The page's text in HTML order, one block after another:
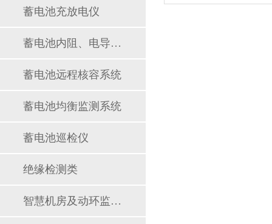
蓄电池充放电仪
蓄电池内阻、电导、内导测试仪
蓄电池远程核容系统
蓄电池均衡监测系统
蓄电池巡检仪
绝缘检测类
智慧机房及动环监控系统